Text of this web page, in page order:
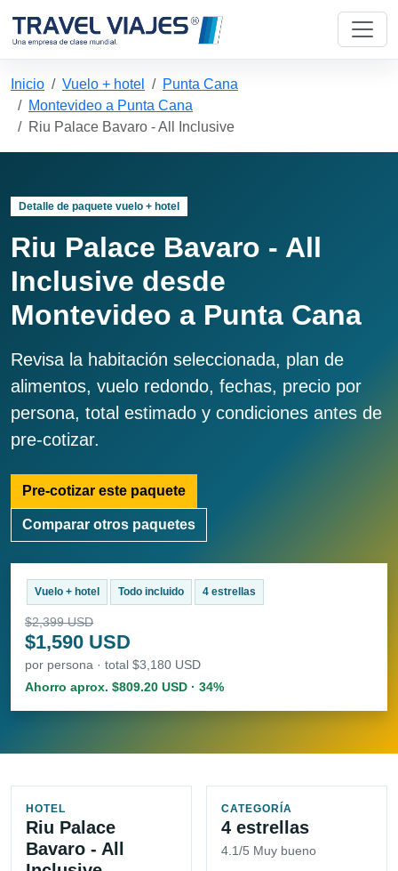
Inicio Vuelo + hotel
Punta Cana
Montevideo a Punta Cana
Riu Palace Bavaro - All Inclusive
Detalle de paquete vuelo + hotel
Riu Palace Bavaro - All
Inclusive desde
Montevideo a Punta Cana
Revisa la habitación seleccionada, plan de
alimentos, vuelo redondo, fechas, precio por
persona, total estimado y condiciones antes de
pre-cotizar.
Pre-cotizar este paquete
Comparar otros paquetes
Vuelo + hotel Todo incluido 4 estrellas
$2,399 USD
$1,590 USD
por persona · total $3,180 USD
Ahorro aprox. $809.20 USD · 34%
HOTEL
Riu Palace
Bavaro - All
CATEGORÍA
4 estrellas
4.1/5 Muy bueno